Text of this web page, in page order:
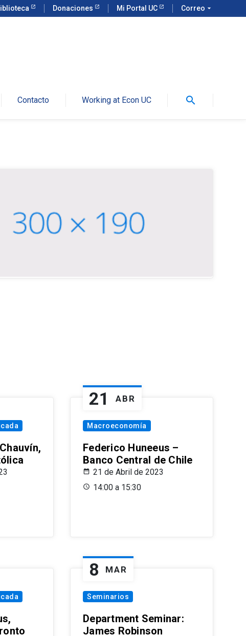
Donaciones Mi Portal UC Correo arrow_drop_down
Contacto Working at Econ UC search
21 ABR
Macroeconomía
Federico Huneeus –
Banco Central de Chile
21 de Abril de 2023
14:00 a 15:30
8 MAR
Seminarios
Department Seminar:
James Robinson